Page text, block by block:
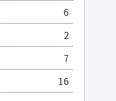
6
2
7
16